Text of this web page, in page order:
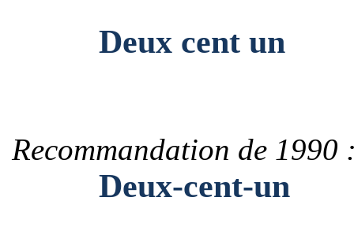
Deux cent un
Recommandation de 1990
Deux-cent-un